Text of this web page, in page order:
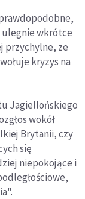
ulegnie wkrótce
przychylne, ze
kryzys na
Jagiellońskiego
wokół
Brytanii, czy
się
niepokojące i